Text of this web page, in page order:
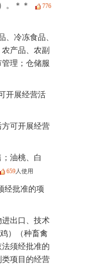
。＊＊
776
冷冻食品、
产品、农副
理；仓储服
开展经营活
可开展经营
油桃、白
659 人使用
经批准的项
出口、技术
）（种畜禽
须经批准的
项目的经营